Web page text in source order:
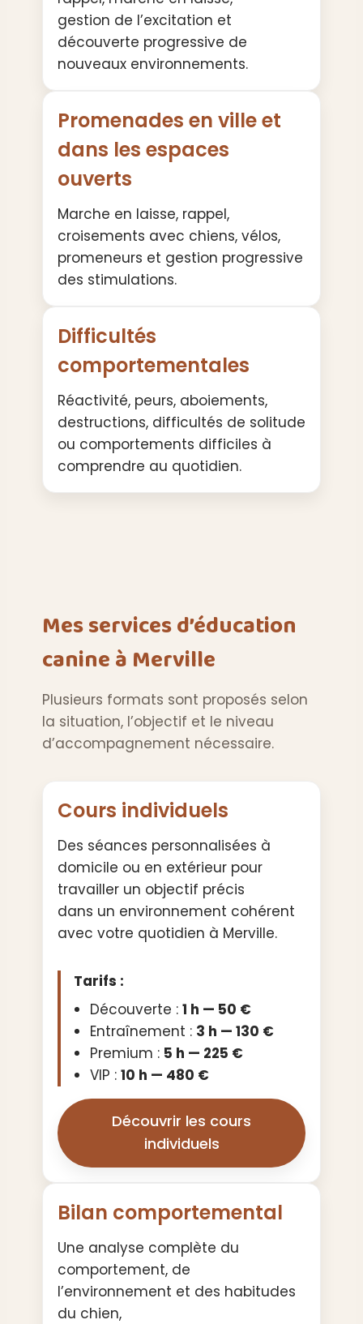
gestion de l’excitation et
découverte progressive de
nouveaux environnements.
Promenades en ville et
dans les espaces
ouverts
Marche en laisse, rappel,
croisements avec chiens, vélos,
promeneurs et gestion progressive
des stimulations.
Difficultés
comportementales
Réactivité, peurs, aboiements,
destructions, difficultés de solitude
ou comportements difficiles à
comprendre au quotidien.
Mes services d’éducation
canine à Merville
Plusieurs formats sont proposés selon
la situation, l’objectif et le niveau
d’accompagnement nécessaire.
Cours individuels
Des séances personnalisées à
domicile ou en extérieur pour
travailler un objectif précis
dans un environnement cohérent
avec votre quotidien à Merville.
Tarifs :
Découverte : 1 h — 50 €
Entraînement : 3 h — 130 €
Premium : 5 h — 225 €
VIP : 10 h — 480 €
Découvrir les cours
individuels
Bilan comportemental
Une analyse complète du
comportement, de
l’environnement et des habitudes
du chien,